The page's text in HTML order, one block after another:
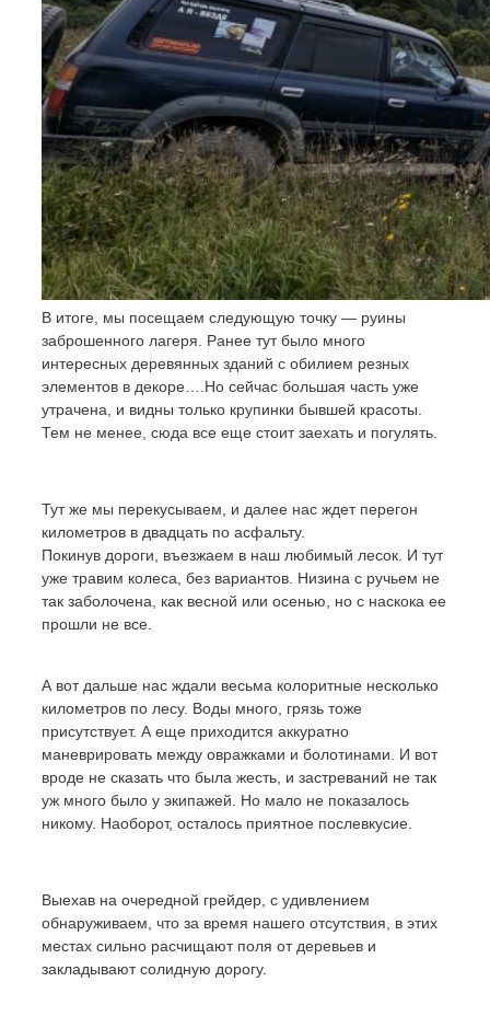
В итоге, мы посещаем следующую точку — руины
заброшенного лагеря. Ранее тут было много
интересных деревянных зданий с обилием резных
элементов в декоре….Но сейчас большая часть уже
утрачена, и видны только крупинки бывшей красоты.
Тем не менее, сюда все еще стоит заехать и погулять.
Тут же мы перекусываем, и далее нас ждет перегон
километров в двадцать по асфальту.
Покинув дороги, въезжаем в наш любимый лесок. И тут
уже травим колеса, без вариантов. Низина с ручьем не
так заболочена, как весной или осенью, но с наскока ее
прошли не все.
А вот дальше нас ждали весьма колоритные несколько
километров по лесу. Воды много, грязь тоже
присутствует. А еще приходится аккуратно
маневрировать между овражками и болотинами. И вот
вроде не сказать что была жесть, и застреваний не так
уж много было у экипажей. Но мало не показалось
никому. Наоборот, осталось приятное послевкусие.
Выехав на очередной грейдер, с удивлением
обнаруживаем, что за время нашего отсутствия, в этих
местах сильно расчищают поля от деревьев и
закладывают солидную дорогу.